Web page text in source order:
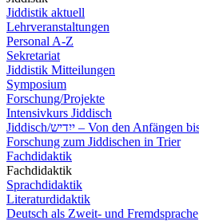
Jiddistik aktuell
Lehrveranstaltungen
Personal A-Z
Sekretariat
Jiddistik Mitteilungen
Symposium
Forschung/Projekte
Intensivkurs Jiddisch
Jiddisch/ייִדיש – Von den Anfängen bis zum Buchdruck 55 Jahre
Forschung zum Jiddischen in Trier
Fachdidaktik
Fachdidaktik
Sprachdidaktik
Literaturdidaktik
Deutsch als Zweit- und Fremdsprache